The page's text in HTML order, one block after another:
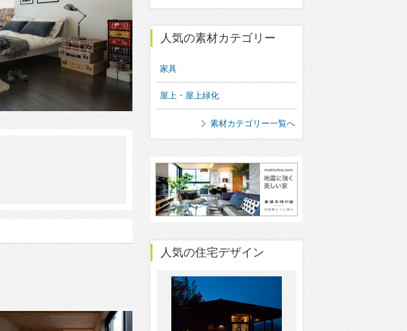
人気の素材カテゴリー
家具
屋上・屋上緑化
素材カテゴリー一覧へ
人気の住宅デザイン